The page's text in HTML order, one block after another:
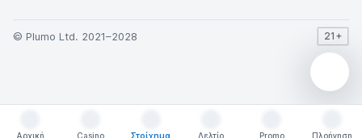
© Plumo Ltd. 2021–2028 21+
Αρχική Casino Στοίχημα Δελτίο Promo Πλοήγηση